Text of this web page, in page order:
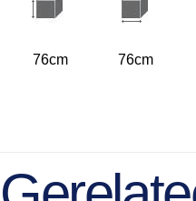
76cm 76cm